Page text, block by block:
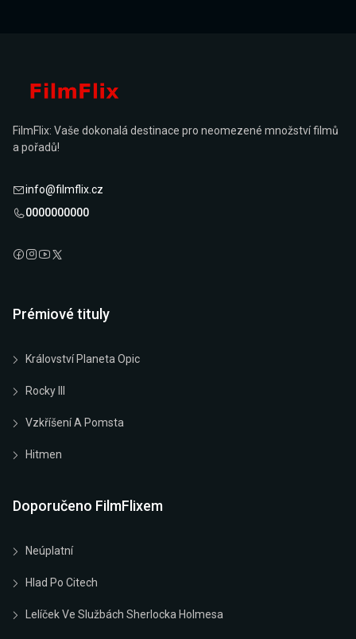
FilmFlix: Vaše dokonalá destinace pro neomezené množství filmů
a pořadů!
info@filmflix.cz
0000000000
Prémiové tituly
Království Planeta Opic
Rocky III
Vzkříšení A Pomsta
Hitmen
Doporučeno FilmFlixem
Neúplatní
Hlad Po Citech
Lelíček Ve Službách Sherlocka Holmesa